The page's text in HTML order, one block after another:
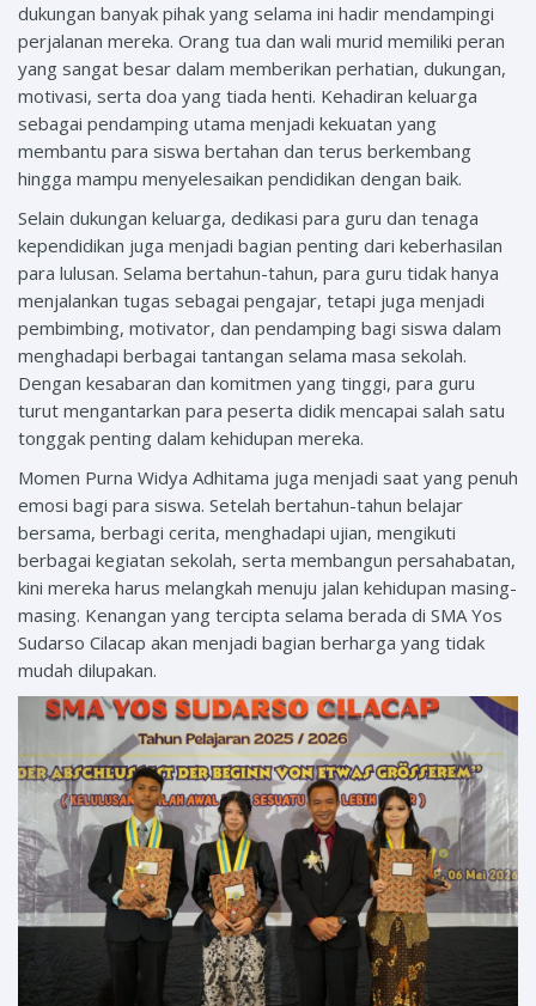
dukungan banyak pihak yang selama ini hadir mendampingi
perjalanan mereka. Orang tua dan wali murid memiliki peran
yang sangat besar dalam memberikan perhatian, dukungan,
motivasi, serta doa yang tiada henti. Kehadiran keluarga
sebagai pendamping utama menjadi kekuatan yang
membantu para siswa bertahan dan terus berkembang
hingga mampu menyelesaikan pendidikan dengan baik.
Selain dukungan keluarga, dedikasi para guru dan tenaga
kependidikan juga menjadi bagian penting dari keberhasilan
para lulusan. Selama bertahun-tahun, para guru tidak hanya
menjalankan tugas sebagai pengajar, tetapi juga menjadi
pembimbing, motivator, dan pendamping bagi siswa dalam
menghadapi berbagai tantangan selama masa sekolah.
Dengan kesabaran dan komitmen yang tinggi, para guru
turut mengantarkan para peserta didik mencapai salah satu
tonggak penting dalam kehidupan mereka.
Momen Purna Widya Adhitama juga menjadi saat yang penuh
emosi bagi para siswa. Setelah bertahun-tahun belajar
bersama, berbagi cerita, menghadapi ujian, mengikuti
berbagai kegiatan sekolah, serta membangun persahabatan,
kini mereka harus melangkah menuju jalan kehidupan masing-
masing. Kenangan yang tercipta selama berada di SMA Yos
Sudarso Cilacap akan menjadi bagian berharga yang tidak
mudah dilupakan.